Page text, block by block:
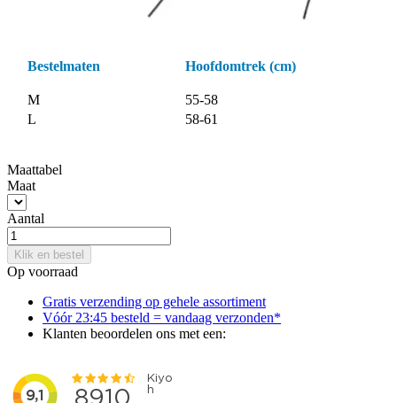
Bestelmaten Hoofdomtrek (cm)
M
55-58
L
58-61
Maattabel
Maat
Aantal
Klik en bestel
Op voorraad
Gratis verzending op gehele assortiment
Vóór 23:45 besteld = vandaag verzonden*
Klanten beoordelen ons met een: